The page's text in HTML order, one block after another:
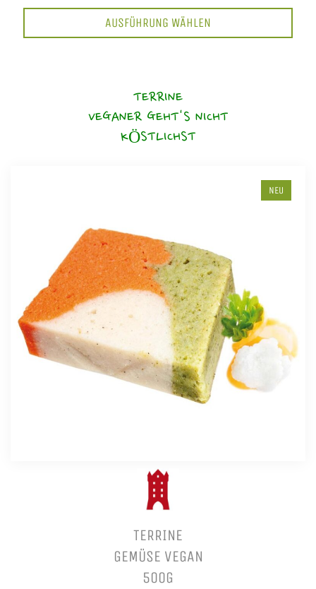
AUSFÜHRUNG WÄHLEN
TERRINE
VEGANER GEHT'S NICHT
KÖSTLICHST
NEU
TERRINE
GEMÜSE VEGAN
500G